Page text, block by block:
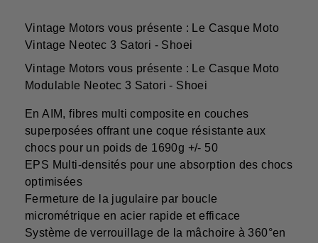
Vintage Motors vous présente : Le Casque Moto
Vintage Neotec 3 Satori - Shoei
Vintage Motors vous présente : Le Casque Moto
Modulable Neotec 3 Satori - Shoei
En AIM, fibres multi composite en couches
superposées offrant une coque résistante aux
chocs pour un poids de 1690g +/- 50
EPS Multi-densités pour une absorption des chocs
optimisées
Fermeture de la jugulaire par boucle
micrométrique en acier rapide et efficace
Système de verrouillage de la mâchoire à 360°en